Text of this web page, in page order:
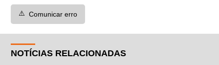
⚠️ Comunicar erro
NOTÍCIAS RELACIONADAS